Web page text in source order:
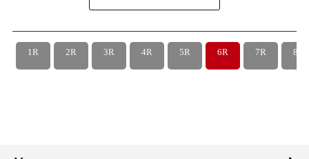
1R 2R 3R 4R 5R 6R 7R 8R